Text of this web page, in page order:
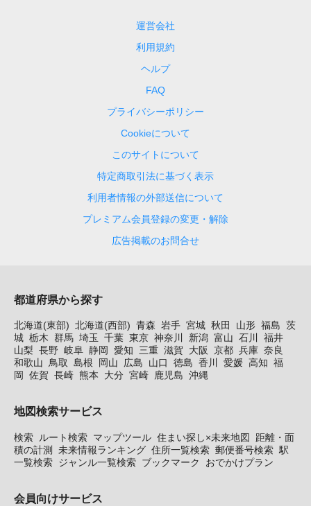
運営会社
利用規約
ヘルプ
FAQ
プライバシーポリシー
Cookieについて
このサイトについて
特定商取引法に基づく表示
利用者情報の外部送信について
プレミアム会員登録の変更・解除
広告掲載のお問合せ
都道府県から探す
北海道(東部) 北海道(西部) 青森 岩手 宮城 秋田 山形 福島 茨
城 栃木 群馬 埼玉 千葉 東京 神奈川 新潟 富山 石川
福井
山梨 長野 岐阜 静岡 愛知 三重 滋賀 大阪 京都 兵庫 奈良
和歌山
鳥取 島根 岡山 広島 山口 徳島 香川 愛媛 高知 福
岡
佐賀 長崎 熊本 大分 宮崎 鹿児島 沖縄
地図検索サービス
検索 ルート検索 マップツール 住まい探し×未来地図
距離・面
積の計測
未来情報ランキング 住所一覧検索 郵便番号検索 駅
一覧検索 ジャンル一覧検索 ブックマーク おでかけプラン
会員向けサービス